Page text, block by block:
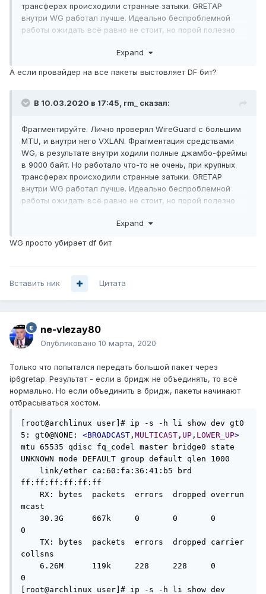
трансферах происходили странные затыки. GRETAP
внутри WG работал лучше. Идеально беспроблемной
работы ожидать всё равно не стоит, но порой полезно
концах требуется добавить это в бридж с JF-локалкой.
Expand
А если провайдер на все пакеты выстовляет DF бит?
В 10.03.2020 в 17:45, rm_ сказал:
Фрагментируйте. Лично проверял WireGuard с большим
MTU, и внутри него VXLAN. Фрагментация средствами
WG, в результате внутри ходили полные джамбо-фреймы
в 9000 байт. Но работало что-то не очень, при крупных
трансферах происходили странные затыки. GRETAP
внутри WG работал лучше. Идеально беспроблемной
работы ожидать всё равно не стоит, но порой полезно
концах требуется добавить это в бридж с JF-локалкой.
Expand
WG просто убирает df бит
Вставить ник Цитата
ne-vlezay80
Опубликовано 10 марта, 2020
Только что попытался передать большой пакет через
ip6gretap. Результат - если в бридж не объединять, то всё
нормально. Но если объединить в бридж, пакеты начинают
отбрасываться хостом.
[root@archlinux user]# ip -s -h li show dev gt0
5: gt0@NONE: <BROADCAST , MULTICAST , UP , LOWER_UP>
mtu 65535 qdisc fq_codel master bridge0 state
UNKNOWN mode DEFAULT group default qlen 1000
ff:ff:ff:ff:ff:ff
mcast
0
collsns
0
[root@archlinux user]# ip -s -h li show dev